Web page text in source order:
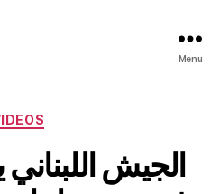
Menu
Categories
الجيش